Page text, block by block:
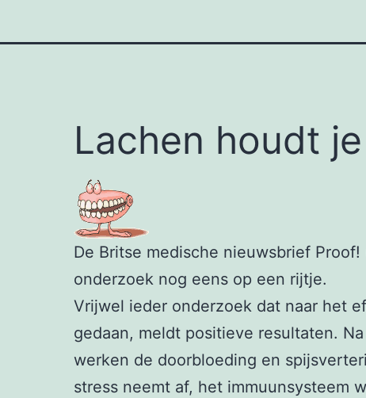
Lachen houdt
De Britse medische nieuwsbrief
onderzoek nog eens op een rijtje.
Vrijwel ieder onderzoek dat naar het
gedaan, meldt positieve resultaten. Na
werken de doorbloeding en
stress neemt af, het immuunsysteem